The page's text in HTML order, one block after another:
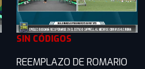
SIN CÓDIGOS
REEMPLAZO DE ROMARIO